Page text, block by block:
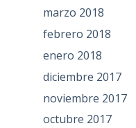
marzo 2018
febrero 2018
enero 2018
diciembre 2017
noviembre 2017
octubre 2017